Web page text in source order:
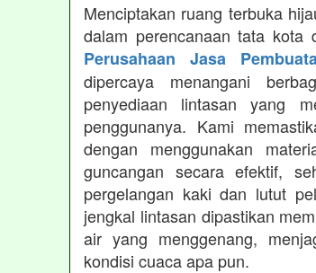
Menciptakan ruang terbuka
dalam perencanaan tata kota
Perusahaan Jasa
dipercaya menangani
penyediaan lintasan yang
penggunanya. Kami
dengan menggunakan
guncangan secara efektif,
pergelangan kaki dan lutut
jengkal lintasan dipastikan
air yang menggenang,
kondisi cuaca apa pun.